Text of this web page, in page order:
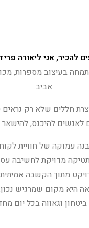
להכיר, אני ליאורה
בעיצוב מספרות,
אביב.
חללים שלא רק
לאנשים להיכנס, להישאר
עמוקה של חוויית
מדויקת לחשיבה
מתוך הקשבה אמיתית
היא מקום שמרגיש
וגאווה בכל יום